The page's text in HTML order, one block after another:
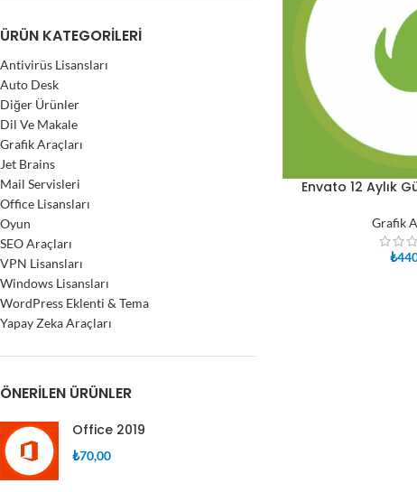
ÜRÜN KATEGORILERI
Antivirüs Lisansları
Auto Desk
Diğer Ürünler
Dil Ve Makale
Grafik Araçları
Jet Brains
Mail Servisleri
Office Lisansları
Oyun
SEO Araçları
VPN Lisansları
Windows Lisansları
WordPress Eklenti & Tema
Yapay Zeka Araçları
ÖNERILEN ÜRÜNLER
Office 2019
₺70,00
SEPETE EKLE
Envato 12 Aylık
Grafik
₺